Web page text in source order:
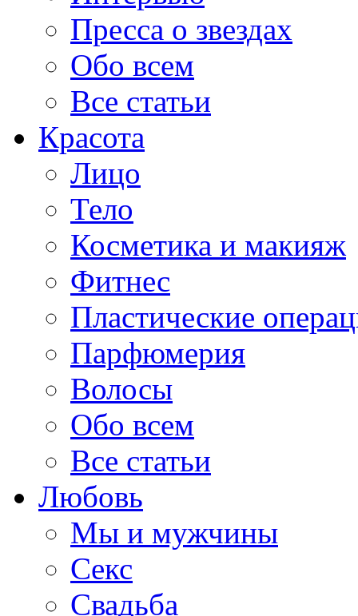
Пресса о звездах
Обо всем
Все статьи
Красота
Лицо
Тело
Косметика и макияж
Фитнес
Пластические
Парфюмерия
Волосы
Обо всем
Все статьи
Любовь
Мы и мужчины
Секс
Свадьба